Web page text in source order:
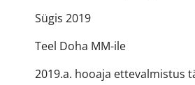
Sügis 2019
Teel Doha MM-ile
2019.a. hooaja ettevalmistus